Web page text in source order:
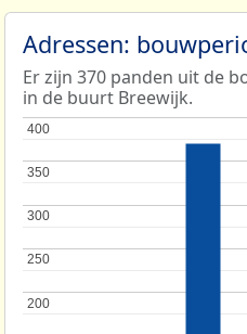
Adressen:
Er zijn 370 panden uit de
in de buurt Breewijk.
200
200
250
250
300
300
350
350
400
400